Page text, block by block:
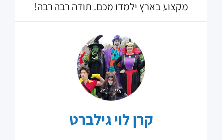
מקצוע בארץ ילמדו מכם. תודה רבה רבה!
קרן לוי גילברט